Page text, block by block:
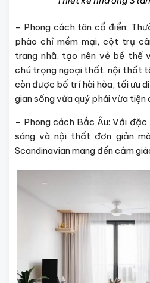
– Phong cách tân cổ điển:
phào chỉ mềm mại, cột trụ
trang nhã, tạo nên vẻ bề thế
chú trọng ngoại thất, nội thất
còn được bố trí hài hòa, tối ưu
gian sống vừa quý phái vừa tiện
– Phong cách Bắc Âu: Với đặc
sáng và nội thất đơn giản
Scandinavian mang đến cảm